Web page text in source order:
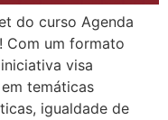
do curso Agenda
Com um formato
visa
temáticas
igualdade de